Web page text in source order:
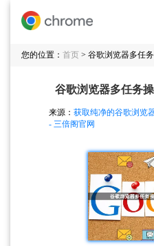
您的位置： 首页 > 谷歌浏览器多任
谷歌浏览器多任务
来源： 获取纯净的谷歌浏览
- 三倍阁官网